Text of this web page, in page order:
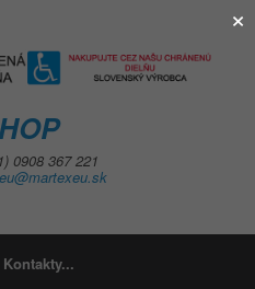
0908 367 221
×